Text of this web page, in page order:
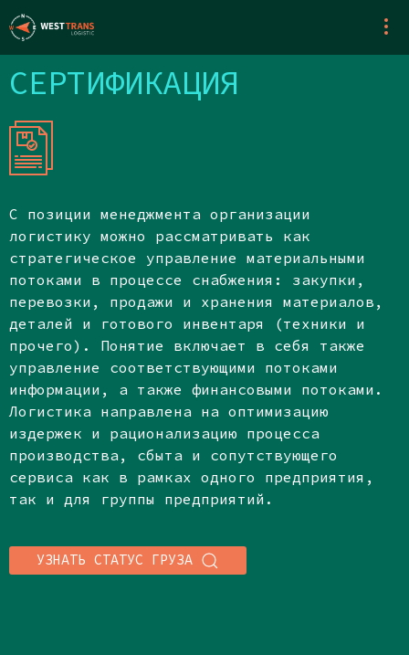
СЕРТИФИКАЦИЯ
С позиции менеджмента организации
логистику можно рассматривать как
стратегическое управление материальными
потоками в процессе снабжения: закупки,
перевозки, продажи и хранения материалов,
деталей и готового инвентаря (техники и
прочего). Понятие включает в себя также
управление соответствующими потоками
информации, а также финансовыми потоками.
Логистика направлена на оптимизацию
издержек и рационализацию процесса
производства, сбыта и сопутствующего
сервиса как в рамках одного предприятия,
так и для группы предприятий.
УЗНАТЬ СТАТУС ГРУЗА